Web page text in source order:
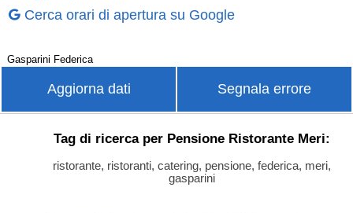
Cerca orari di apertura su Google
Gasparini Federica
Aggiorna dati Segnala errore
Tag di ricerca per Pensione Ristorante Meri:
ristorante, ristoranti, catering, pensione, federica, meri,
gasparini